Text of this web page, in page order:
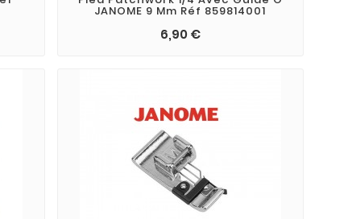
JANOME 9 Mm Réf 859814001
6,90 €